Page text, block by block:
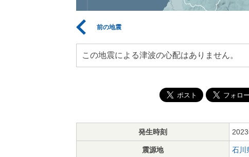
前の地震
この地震による津波の心配はありません。
発生時刻
震源地 石川